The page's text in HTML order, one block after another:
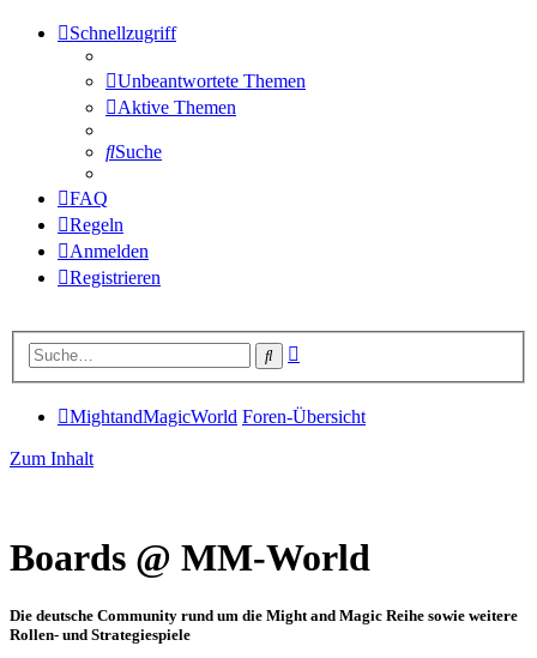
Schnellzugriff
Unbeantwortete Themen
Aktive Themen
Suche
FAQ
Regeln
Anmelden
Registrieren
Suche
MightandMagicWorld Foren-Übersicht
Zum Inhalt
Boards @ MM-World
Die deutsche Community rund um die Might and Magic Reihe sowie weitere
Rollen- und Strategiespiele